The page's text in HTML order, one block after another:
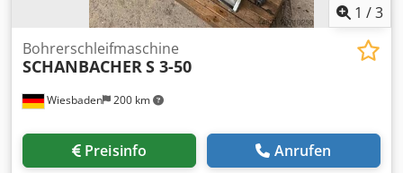
wichtigen Details zu überprüfen.
1 /3
Wiesbaden 200 km
Bohrerschleifmaschine
SCHANBACHER S 3-50
Preisinfo Anrufen